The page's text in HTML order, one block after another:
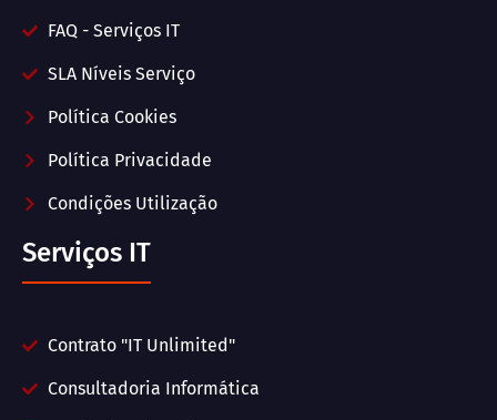
FAQ - Serviços IT
SLA Níveis Serviço
Política Cookies
Política Privacidade
Condições Utilização
Serviços IT
Contrato "IT Unlimited"
Consultadoria Informática